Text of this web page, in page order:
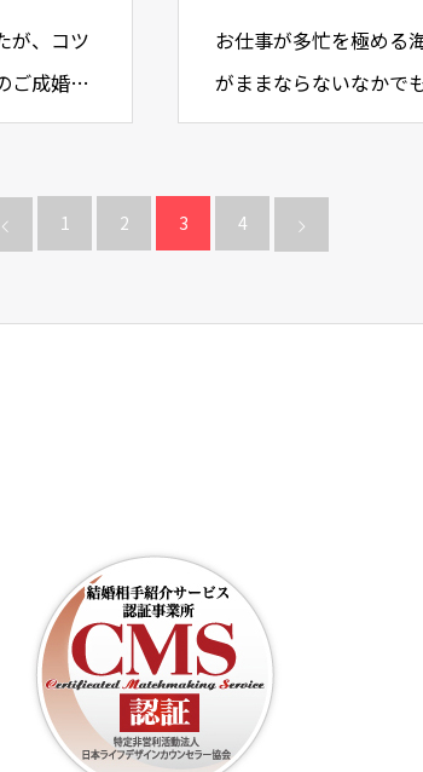
が、コツ
ご成婚で
お仕事が多忙を極める
がままならないなかで
ご成婚です。お世話に
1 2 3 4